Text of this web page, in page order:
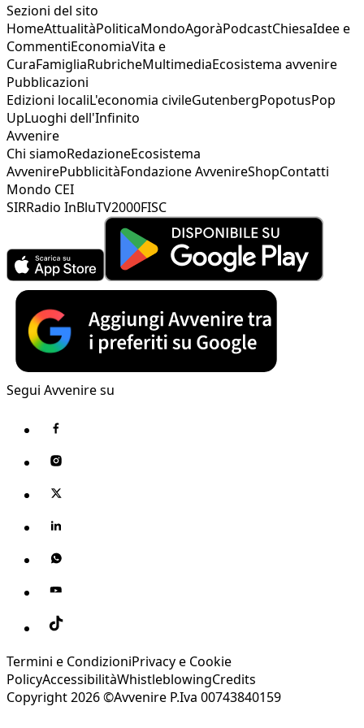
Sezioni del sito
HomeAttualitàPoliticaMondoAgoràPodcastChiesaIdee e
CommentiEconomiaVita e
CuraFamigliaRubricheMultimediaEcosistema avvenire
Pubblicazioni
Edizioni localiL'economia civileGutenbergPopotusPop
UpLuoghi dell'Infinito
Avvenire
Chi siamoRedazioneEcosistema
AvvenirePubblicitàFondazione AvvenireShopContatti
Mondo CEI
SIRRadio InBluTV2000FISC
Segui Avvenire su
Termini e CondizioniPrivacy e Cookie
PolicyAccessibilitàWhistleblowingCredits
Copyright 2026 ©Avvenire P.Iva 00743840159